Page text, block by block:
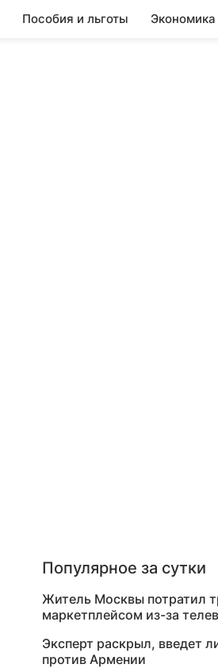
Пособия и льготы Экономика
Популярное за сутки
Житель Москвы потратил
маркетплейсом из-за
Эксперт раскрыл, введет
против Армении